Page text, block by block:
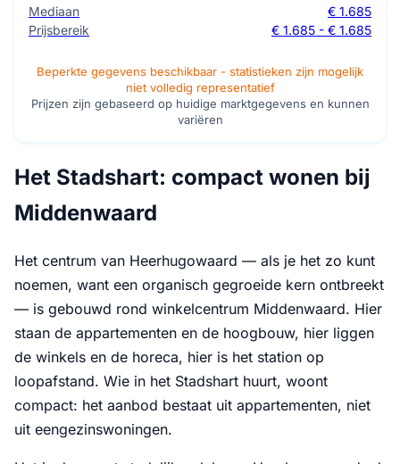
Mediaan
€ 1.685
Prijsbereik
€ 1.685 - € 1.685
Beperkte gegevens beschikbaar - statistieken zijn mogelijk
niet volledig representatief
Prijzen zijn gebaseerd op huidige marktgegevens en kunnen
variëren
Het Stadshart: compact wonen bij
Middenwaard
Het centrum van Heerhugowaard — als je het zo kunt
noemen, want een organisch gegroeide kern ontbreekt
— is gebouwd rond winkelcentrum Middenwaard. Hier
staan de appartementen en de hoogbouw, hier liggen
de winkels en de horeca, hier is het station op
loopafstand. Wie in het Stadshart huurt, woont
compact: het aanbod bestaat uit appartementen, niet
uit eengezinswoningen.